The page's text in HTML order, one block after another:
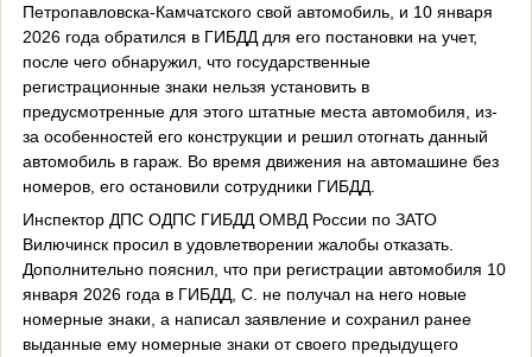
Петропавловска-Камчатского свой автомобиль, и 10 января
2026 года обратился в ГИБДД для его постановки на учет,
после чего обнаружил, что государственные
регистрационные знаки нельзя установить в
предусмотренные для этого штатные места автомобиля, из-
за особенностей его конструкции и решил отогнать данный
автомобиль в гараж. Во время движения на автомашине без
номеров, его остановили сотрудники ГИБДД.
Инспектор ДПС ОДПС ГИБДД ОМВД России по ЗАТО
Вилючинск просил в удовлетворении жалобы отказать.
Дополнительно пояснил, что при регистрации автомобиля 10
января 2026 года в ГИБДД, С. не получал на него новые
номерные знаки, а написал заявление и сохранил ранее
выданные ему номерные знаки от своего предыдущего